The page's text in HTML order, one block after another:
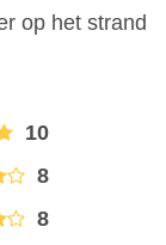
op het strand
10
8
8